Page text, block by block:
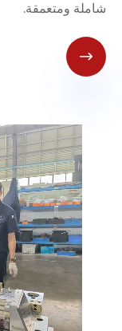
شاملة ومتعمقة.
